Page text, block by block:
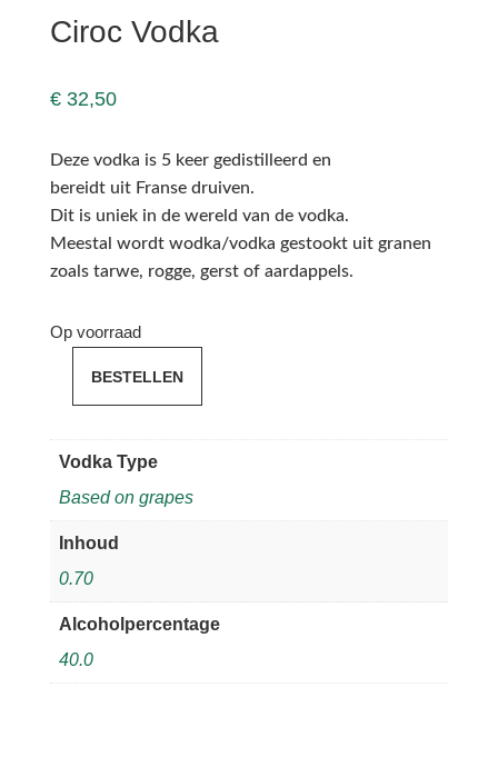
Ciroc Vodka
€32,50
Deze vodka is 5 keer gedistilleerd en
bereidt uit Franse druiven.
Dit is uniek in de wereld van de vodka.
Meestal wordt wodka/vodka gestookt uit granen
zoals tarwe, rogge, gerst of aardappels.
Op voorraad
aantal
BESTELLEN
Vodka Type
Based on grapes
Inhoud
0.70
Alcoholpercentage
40.0